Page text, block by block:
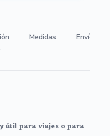
Medidas Envíos
útil para viajes o para